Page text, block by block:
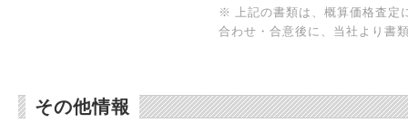
※ 上記の書類は、概算価格査定
合わせ・合意後に、当社より書
その他情報